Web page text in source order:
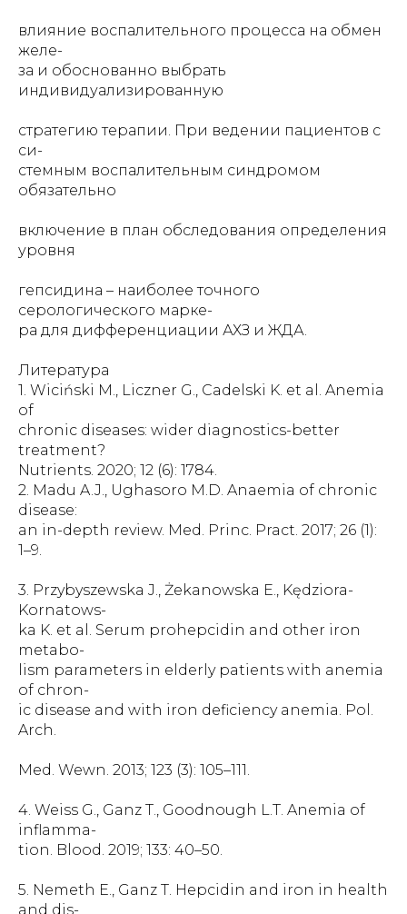
влияние воспалительного процесса на обмен
желе-
за и обоснованно выбрать
индивидуализированную
стратегию терапии. При ведении пациентов с
си-
стемным воспалительным синдромом
обязательно
включение в план обследования определения
уровня
гепсидина – наиболее точного
серологического марке-
ра для дифференциации АХЗ и ЖДА.
Литература
1. Wiciński M., Liczner G., Cadelski K. et al. Anemia
of
chronic diseases: wider diagnostics-better
treatment?
Nutrients. 2020; 12 (6): 1784.
2. Madu A.J., Ughasoro M.D. Anaemia of chronic
disease:
an in-depth review. Med. Princ. Pract. 2017; 26 (1):
1–9.
3. Przybyszewska J., Żekanowska E., Kędziora-
Kornatows-
ka K. et al. Serum prohepcidin and other iron
metabo-
lism parameters in elderly patients with anemia
of chron-
ic disease and with iron deficiency anemia. Pol.
Arch.
Med. Wewn. 2013; 123 (3): 105–111.
4. Weiss G., Ganz T., Goodnough L.T. Anemia of
inflamma-
tion. Blood. 2019; 133: 40–50.
5. Nemeth E., Ganz T. Hepcidin and iron in health
and dis-